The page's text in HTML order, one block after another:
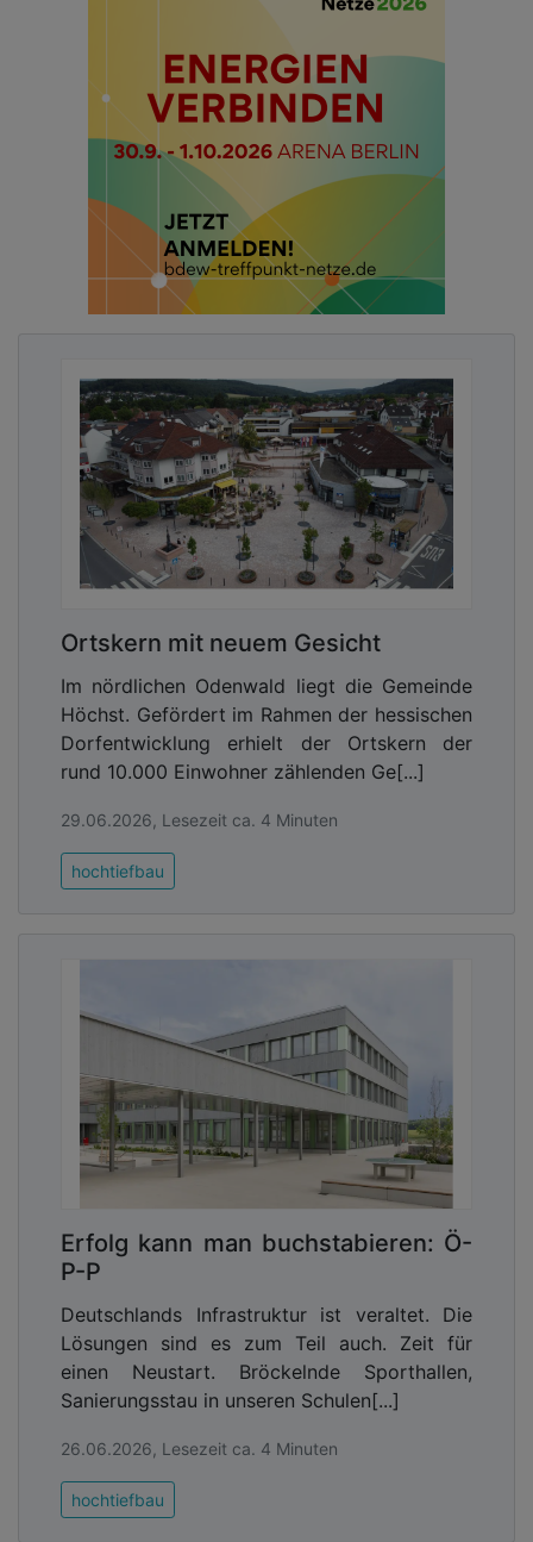
Ortskern mit neuem Gesicht
Im nördlichen Odenwald liegt die Gemeinde
Höchst. Gefördert im Rahmen der hessischen
Dorfentwicklung erhielt der Ortskern der
rund 10.000 Einwohner zählenden Ge[...]
29.06.2026, Lesezeit ca. 4 Minuten
hochtiefbau
Erfolg kann man buchstabieren: Ö-
P-P
Deutschlands Infrastruktur ist veraltet. Die
Lösungen sind es zum Teil auch. Zeit für
einen Neustart. Bröckelnde Sporthallen,
Sanierungsstau in unseren Schulen[...]
26.06.2026, Lesezeit ca. 4 Minuten
hochtiefbau